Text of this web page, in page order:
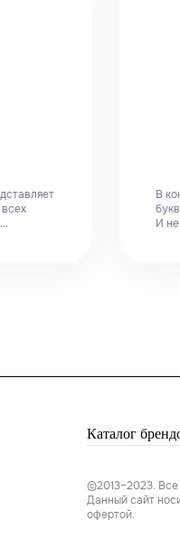
В
И
Каталог
©2013–2023.
Данный сайт
офертой.